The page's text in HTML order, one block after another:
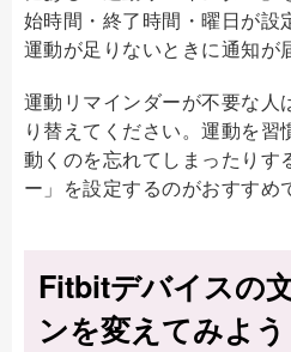
始時間・終了時間・曜日が設
運動が足りないときに通知が
運動リマインダーが不要な人
り替えてください。運動を習
動くのを忘れてしまったりす
ー」を設定するのがおすすめ
Fitbitデバイスの
ンを変えてみよう